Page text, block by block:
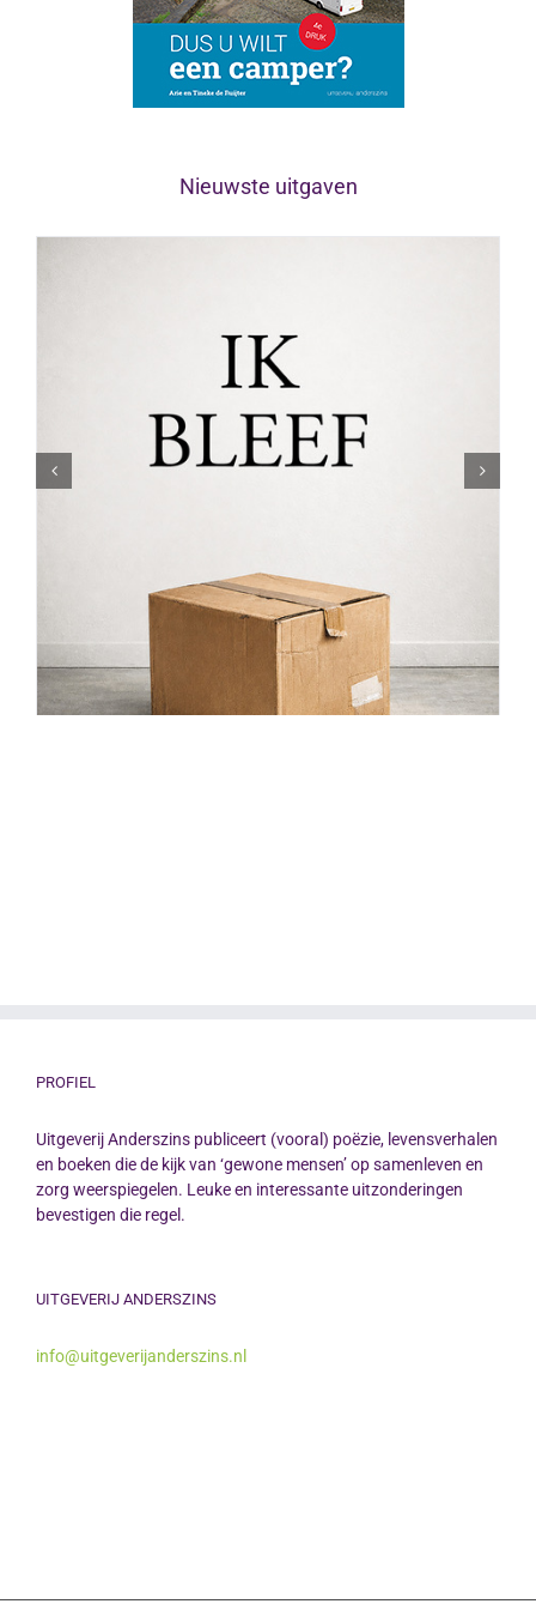
Nieuwste uitgaven
PROFIEL
Uitgeverij Anderszins publiceert (vooral) poëzie, levensverhalen
en boeken die de kijk van ‘gewone mensen’ op samenleven en
zorg weerspiegelen. Leuke en interessante uitzonderingen
bevestigen die regel.
UITGEVERIJ ANDERSZINS
info@uitgeverijanderszins.nl